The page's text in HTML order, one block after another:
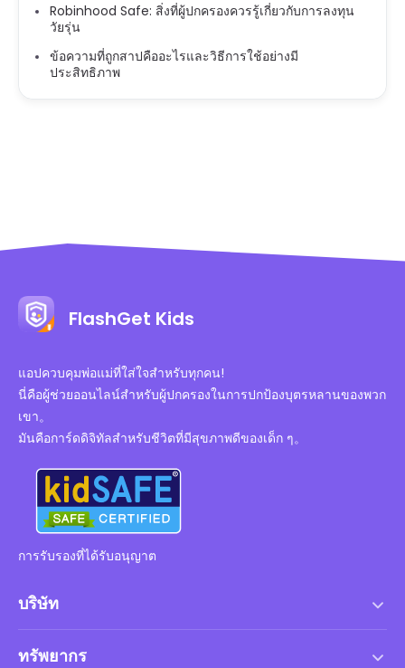
Robinhood Safe: สิ่งที่ผู้ปกครองควรรู้เกี่ยวกับการลงทุน
วัยรุ่น
ข้อความที่ถูกสาปคืออะไรและวิธีการใช้อย่างมี
ประสิทธิภาพ
FlashGet Kids
แอปควบคุมพ่อแม่ที่ใส่ใจสำหรับทุกคน!
นี่คือผู้ช่วยออนไลน์สำหรับผู้ปกครองในการปกป้องบุตรหลานของพวก
เขา。
มันคือการ์ดดิจิทัลสำหรับชีวิตที่มีสุขภาพดีของเด็ก ๆ。
การรับรองที่ได้รับอนุญาต
บริษัท
ทรัพยากร